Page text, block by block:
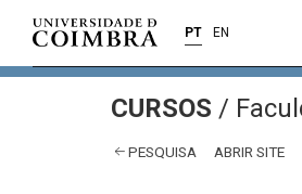
PT EN
CURSOS /
PESQUISA ABRIR SITE